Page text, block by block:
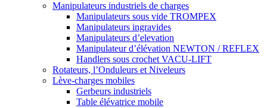
Manipulateurs industriels de charges
Manipulateurs sous vide TROMPEX
Manipulateurs ingravides
Manipulateurs d’elevation
Manipulateur d’élévation NEWTON / REFLEX
Handlers sous crochet VACU-LIFT
Rotateurs, l’Onduleurs et Niveleurs
Lève-charges mobiles
Gerbeurs industriels
Table élévatrice mobile